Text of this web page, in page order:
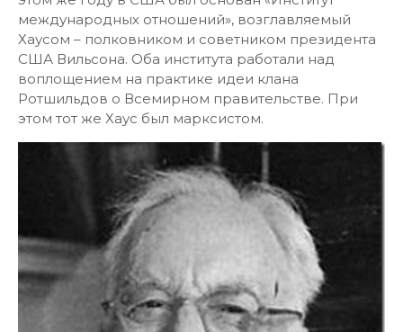
международных отношений», возглавляемый
Хаусом – полковником и советником президента
США Вильсона. Оба института работали над
воплощением на практике идеи клана
Ротшильдов о Всемирном правительстве. При
этом тот же Хаус был марксистом.